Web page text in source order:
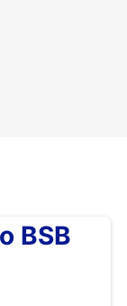
BSB